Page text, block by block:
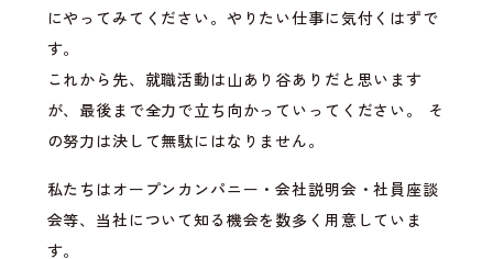
にやってみてください。やりたい仕事に気付くはずで
す。
これから先、就職活動は山あり谷ありだと思います
が、最後まで全力で立ち向かっていってください。 そ
の努力は決して無駄にはなりません。
私たちはオープンカンパニー・会社説明会・社員座談
会等、当社について知る機会を数多く用意していま
す。